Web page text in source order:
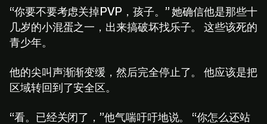
“你要不要考虑关掉PVP，孩子。” 她确信他是那些十
几岁的小混蛋之一，出来搞破坏找乐子。 这些该死的
青少年。
他的尖叫声渐渐变缓，然后完全停止了。 他应该是把
区域转回到了安全区。
“看。已经关闭了，”他气喘吁吁地说。 “你怎么还站